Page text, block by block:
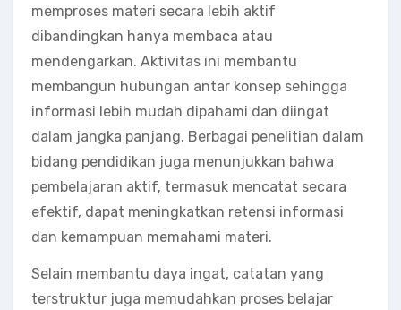
memproses materi secara lebih aktif
dibandingkan hanya membaca atau
mendengarkan. Aktivitas ini membantu
membangun hubungan antar konsep sehingga
informasi lebih mudah dipahami dan diingat
dalam jangka panjang. Berbagai penelitian dalam
bidang pendidikan juga menunjukkan bahwa
pembelajaran aktif, termasuk mencatat secara
efektif, dapat meningkatkan retensi informasi
dan kemampuan memahami materi.
Selain membantu daya ingat, catatan yang
terstruktur juga memudahkan proses belajar